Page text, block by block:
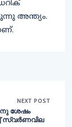
അന്ത്യം.
NEXT POST
ശേഷം
സ്വര്‍ണവില